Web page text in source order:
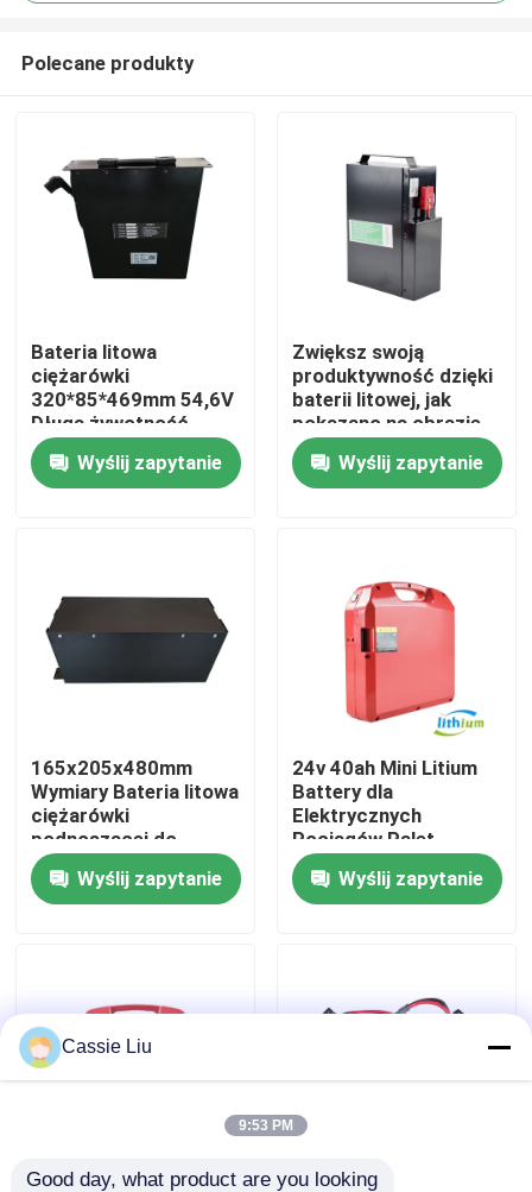
O nas
Kontrola jakości
Poprosić o wycenę
Elektryczny wózek widłowy Akumulator litowo-jonowy
Akumulator wózka paletowego
Polecane produkty
Bateria litowa
ciężarówki
320*85*469mm 54,6V
Długa żywotność
Wyślij zapytanie
Zwiększ swoją
produktywność dzięki
baterii litowej, jak
pokazano na obrazie
Wyślij zapytanie
165x205x480mm
Wymiary Bateria litowa
ciężarówki
podnoszącej do
zastosowań ciężkich
Wyślij zapytanie
24v 40ah Mini Litium
Battery dla
Elektrycznych
Pociągów Palet
Wyślij zapytanie
Ceny fabryczne Bateria litowo-
Cassie Liu
9:53 PM
Good day, what product are you looking